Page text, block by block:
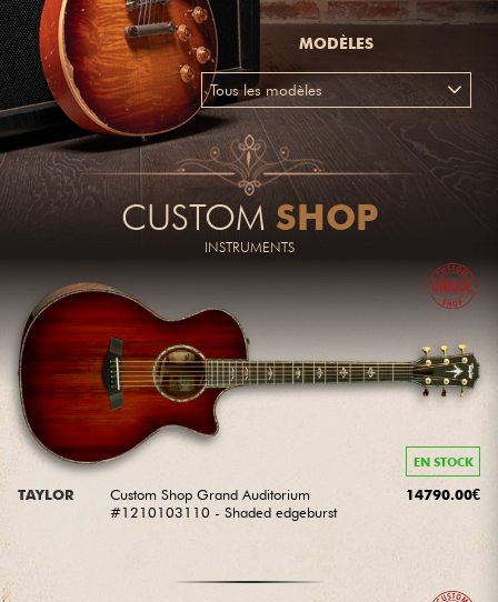
Synthés & Sampleurs
Home Studio
Casques
Micros & HF
Sono
Eclairage
Batteries & Percu
MODÈLES
Tous les modèles
CUSTOM SHOP
INSTRUMENTS
EN STOCK
TAYLOR
Custom Shop Grand Auditorium
#1210103110 - Shaded edgeburst
14790.00€